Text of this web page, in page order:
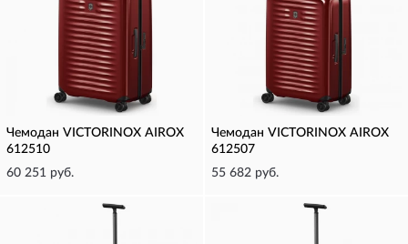
Чемодан VICTORINOX AIROX
612510
60 251 руб.
Чемодан VICTORINOX AIROX
612507
55 682 руб.